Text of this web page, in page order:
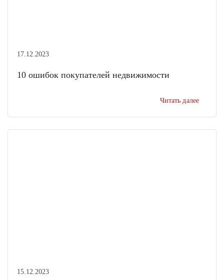
17.12.2023
10 ошибок покупателей недвижимости
Читать далее
15.12.2023